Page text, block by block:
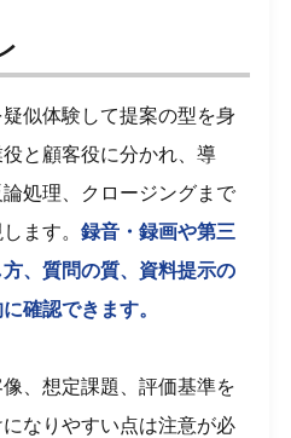
似体験して提案の型を身
と顧客役に分かれ、導
処理、クロージングまで
ます。録音・録画や第三
、質問の質、資料提示の
確認できます。
、想定課題、評価基準を
なりやすい点は注意が必